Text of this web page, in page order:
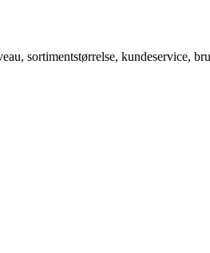
sortimentstørrelse, kundeservice,